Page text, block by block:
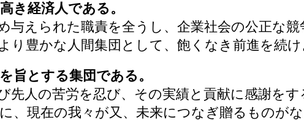
き経済人である。
与えられた職責を全うし、企業社会の公正な競
り豊かな人間集団として、飽くなき前進を続け
旨とする集団である。
先人の苦労を忍び、その実績と貢献に感謝を
、現在の我々が又、未来につなぎ贈るものが